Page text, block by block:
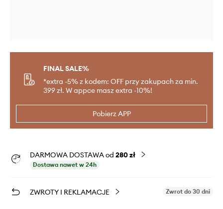
FINAL SALE%
*extra -5% z kodem: OFF przy zakupach za min.
399 zł. W appce masz extra -10%!
Pobierz APP
DARMOWA DOSTAWA od 280 zł
Dostawa nawet w 24h
ZWROTY I REKLAMACJE Zwrot do 30 dni